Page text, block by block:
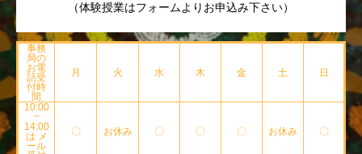
（体験授業はフォームよりお申込み下さい）
事務
局の
お電
話受
付時
間
月 火 水 木 金 土 日
10:00
~
14:00
は メ
ール
〇 お休み 〇 〇 〇 お休み 〇